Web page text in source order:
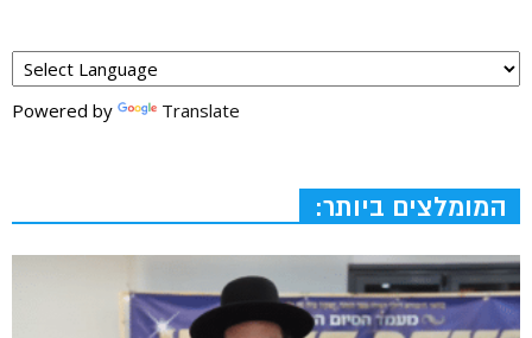
Powered by Translate
המומלצים ביותר: